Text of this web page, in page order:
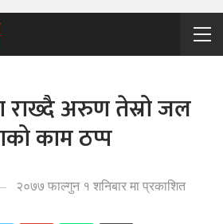
राख्दै अरुण तेस्रो जल
काम ठप्प
२०७७ फाल्गुन १ शनिबार मा प्रकाशित